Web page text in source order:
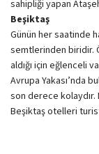
sahipliği yapan
Beşiktaş
Günün her saatinde
semtlerinden biridir.
aldığı için eğlenceli
Avrupa Yakası’nda
son derece
Beşiktaş otelleri